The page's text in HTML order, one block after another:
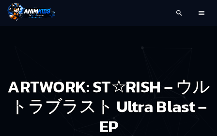
search menu
ARTWORK: ST☆RISH – ウル
トラブラスト Ultra Blast –
EP